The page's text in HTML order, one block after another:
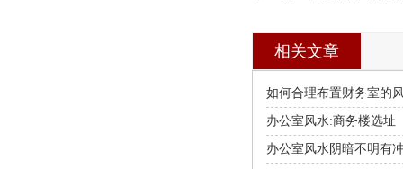
相关文章
如何合理布置财务室的
办公室风水:商务楼选址
办公室风水阴暗不明有